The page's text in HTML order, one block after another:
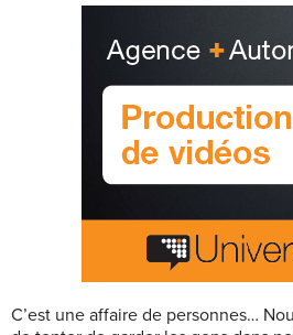
C’est une affaire de personnes…